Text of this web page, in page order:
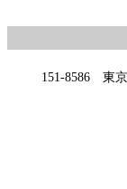
151-8586 東